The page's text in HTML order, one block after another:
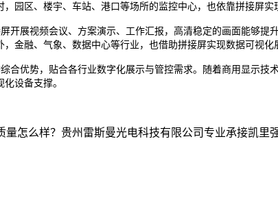
园区、楼宇、车站、港口等场所的监控中心，也依靠拼接屏实
展视频会议、方案演示、工作汇报，高清稳定的画面能够提
金融、气象、数据中心等行业，也借助拼接屏实现数据可视
合优势，贴合各行业数字化展示与管控需求。随着商用显示
设备支撑。
怎么样？贵州雷斯曼光电科技有限公司专业承接凯里